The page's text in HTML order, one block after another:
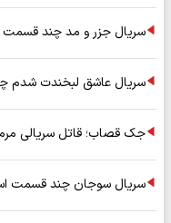
سریال جزر و مد چند قسمت
سریال عاشق لبخندت شدم
جک قصاب؛ قاتل سریالی
سریال سوجان چند قسمت